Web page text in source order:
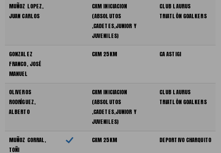
MUÑOZ LOPEZ,
JUAN CARLOS
CXM INICIACION
(ABSOLUTOS
,CADETES,JUNIOR Y
JUVENILES)
CLUB LAURUS
TRIATLÓN GOALKERS
GONZALEZ
FRANCO, JOSÉ
MANUEL
CXM 25KM CA ASTIGI
OLIVEROS
RODRÍGUEZ,
ALBERTO
CXM INICIACION
(ABSOLUTOS
,CADETES,JUNIOR Y
JUVENILES)
CLUB LAURUS
TRIATLÓN GOALKERS
MUÑOZ CORRAL,
TOÑI
CXM 25KM DEPORTIVO CHARQUITO